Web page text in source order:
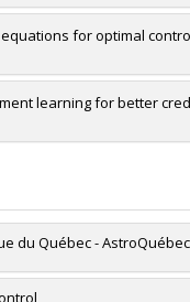
for optimal
learning for better
du Québec - AstroQuébec